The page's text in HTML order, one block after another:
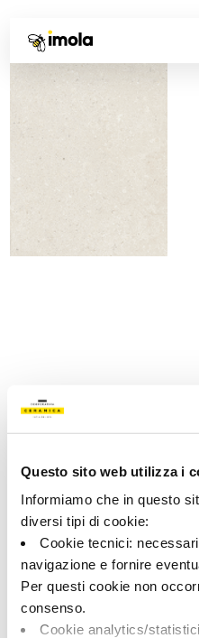
Questo sito web utilizza i
Informiamo che in questo
diversi tipi di cookie:
Cookie tecnici:
navigazione e fornire
Per questi cookie non
consenso.
Cookie analytics/
200796 | CLOSER
Collezione
00243
Bianco
Tipologia:
Fondo
Formato: